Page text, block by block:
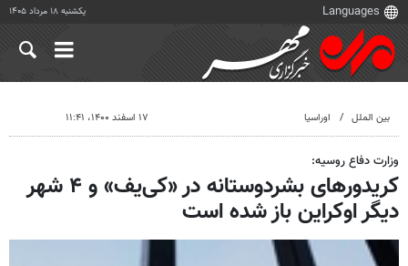
یکشنبه ۱۸ مرداد ۱۴۰۵
بین الملل اوراسیا ۱۷ اسفند ۱۴۰۰، ۱۱:۴۱
وزارت دفاع روسیه:
کریدورهای بشردوستانه در «کی‌یف» و ۴ شهر
دیگر اوکراین باز شده است